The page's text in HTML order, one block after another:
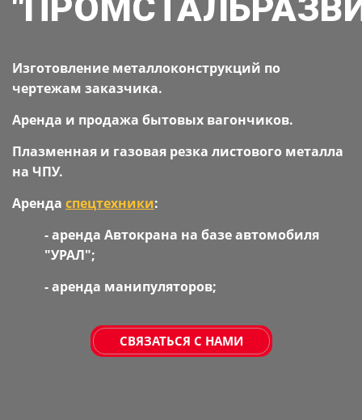
Изготовление металлоконструкций по
чертежам заказчика.
Аренда и продажа бытовых вагончиков.
Плазменная и газовая резка листового металла
на ЧПУ.
Аренда спецтехники:
- аренда Автокрана на базе автомобиля
"УРАЛ";
- аренда манипуляторов;
СВЯЗАТЬСЯ С НАМИ